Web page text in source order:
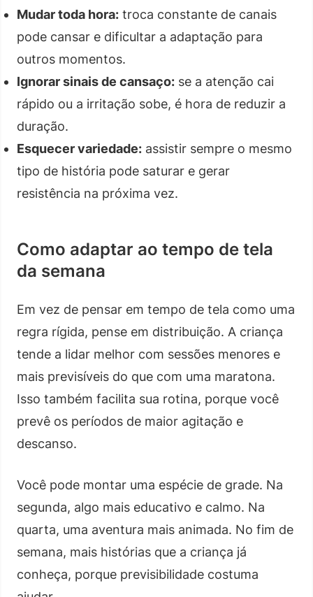
Mudar toda hora: troca constante de canais
pode cansar e dificultar a adaptação para
outros momentos.
Ignorar sinais de cansaço: se a atenção cai
rápido ou a irritação sobe, é hora de reduzir a
duração.
Esquecer variedade: assistir sempre o mesmo
tipo de história pode saturar e gerar
resistência na próxima vez.
Como adaptar ao tempo de tela
da semana
Em vez de pensar em tempo de tela como uma
regra rígida, pense em distribuição. A criança
tende a lidar melhor com sessões menores e
mais previsíveis do que com uma maratona.
Isso também facilita sua rotina, porque você
prevê os períodos de maior agitação e
descanso.
Você pode montar uma espécie de grade. Na
segunda, algo mais educativo e calmo. Na
quarta, uma aventura mais animada. No fim de
semana, mais histórias que a criança já
conheça, porque previsibilidade costuma